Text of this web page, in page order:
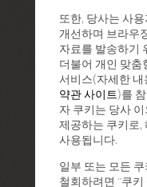
또한, 당사는 사
개선하며 브라우
자료를 발송하기
더불어 개인 맞춤
서비스(자세한 내
약관 사이트)를
자 쿠키는 당사
제공하는 쿠키로,
사용됩니다.
일부 또는 모든
철회하려면 "쿠